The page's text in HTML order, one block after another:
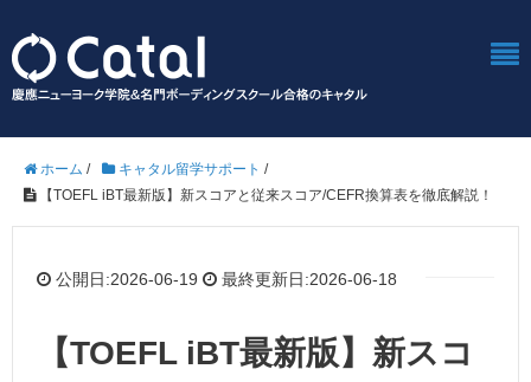
ホーム / キャタル留学サポート /
【TOEFL iBT最新版】新スコアと従来スコア/CEFR換算表を徹底解説！
公開日:2026-06-19 最終更新日:2026-06-18
【TOEFL iBT最新版】新スコ